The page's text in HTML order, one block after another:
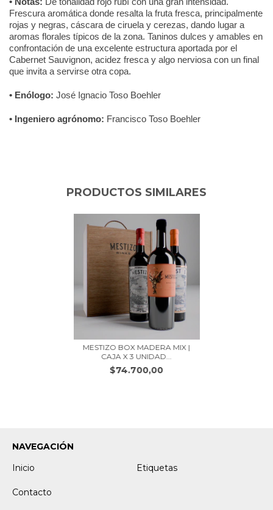
Frescura aromática donde resalta la fruta fresca, principalmente
rojas y negras, cáscara de ciruela y cerezas, dando lugar a
aromas florales típicos de la zona. Taninos dulces y amables en
confrontación de una excelente estructura aportada por el
Cabernet Sauvignon, acidez fresca y algo nerviosa con un final
que invita a servirse otra copa.
• Enólogo: José Ignacio Toso Boehler
• Ingeniero agrónomo: Francisco Toso Boehler
PRODUCTOS SIMILARES
MESTIZO BOX MADERA MIX |
CAJA X 3 UNIDAD...
$74.700,00
NAVEGACIÓN
Inicio
Etiquetas
Contacto